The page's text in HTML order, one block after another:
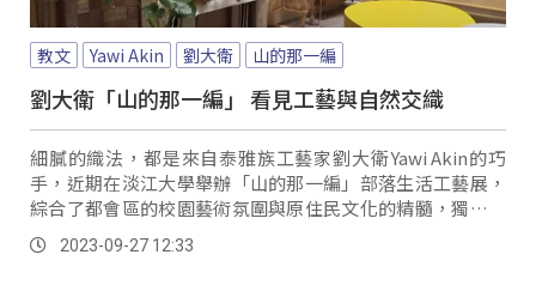
教文 Yawi Akin 劉大衛 山的那一編
劉大衛「山的那一編」 看見工藝與自然交織
細膩的織法，都是來自泰雅族工藝家劉大衛Yawi Akin的巧
手，近期在淡江大學舉辦「山的那一編」部落生活工藝展，
綜合了都會區的校園藝術氛圍與原住民文化的精髓，獨特工
藝技巧，將原住民文化和都會設計融合在一起。
2023-09-27 12:33